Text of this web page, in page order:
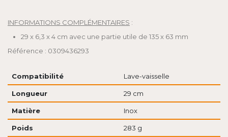
INFORMATIONS COMPLÉMENTAIRES :
29 x 6,3 x 4 cm avec une partie utile de 135 x 63 mm
Référence : 0309436293
Compatibilité Lave-vaisselle
Longueur 29 cm
Matière Inox
Poids 283 g